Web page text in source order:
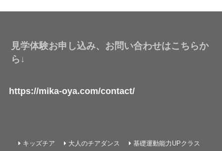
見学体験お申し込み、お問い合わせはこちらか
ら↓
https://mika-oya.com/contact/
キッズチア 大人のチアダンス 基礎運動能力UPクラス